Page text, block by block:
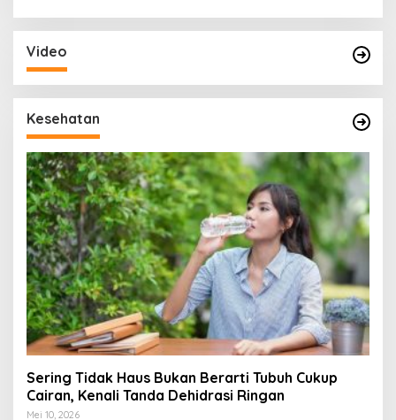
Video
Kesehatan
Sering Tidak Haus Bukan Berarti Tubuh Cukup
Cairan, Kenali Tanda Dehidrasi Ringan
Mei 10, 2026